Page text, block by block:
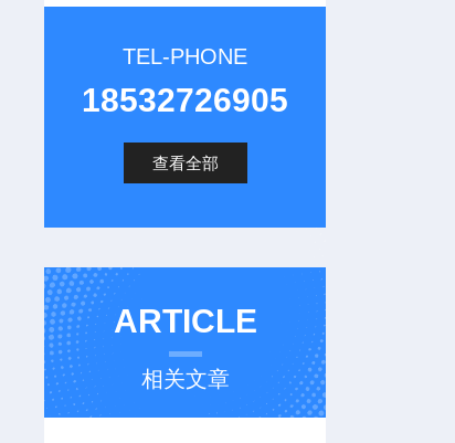
TEL-PHONE
18532726905
查看全部
ARTICLE
相关文章